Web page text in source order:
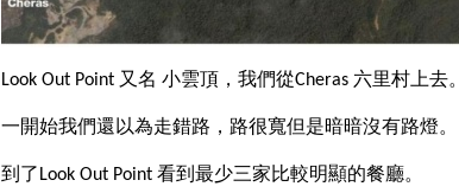
Look Out Point 又名 小雲頂，我們從Cheras 六里村上去。
一開始我們還以為走錯路，路很寬但是暗暗沒有路燈。
到了Look Out Point 看到最少三家比較明顯的餐廳。